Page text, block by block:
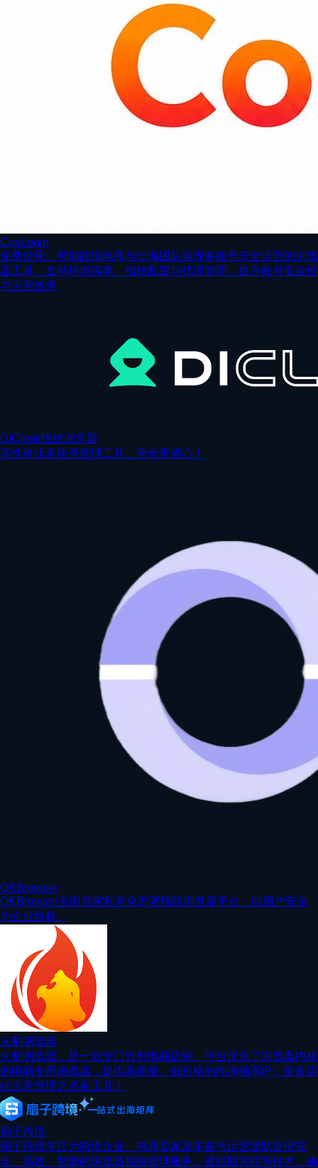
CosLogin
免费使用。帮助跨境电商与出海团队实现多账号安全运营的浏览
器工具，支持环境隔离、指纹配置与代理管理，提升账号安全性
与运营效率
DICloak指纹浏览器
高性价比多账号管理工具，安全更省心！
OKBrowser
OKBrowser全国首家私有化部署指纹浏览器平台，以用户安全
为企业目标。
火豹浏览器
火豹浏览器，是一款专门针对电商店铺、平台优化了浏览器内核
的电商专用浏览器，提供高质量、低价格的纯净独享IP！是多店
铺运营管理之必备工具！
扇子跨境
扇子跨境专注为跨境企业、电商卖家及多账号运营团队提供安
全、高效、智能的浏览器指纹管理服务，通过防关联等技术，确